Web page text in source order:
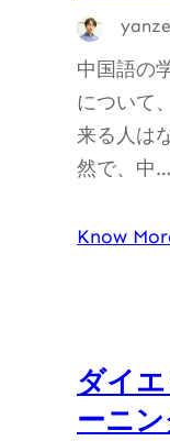
中国語の
について
来る人は
然で、中…
Know
ダイ
ーニ